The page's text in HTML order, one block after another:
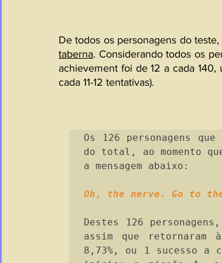
De todos os personagens do teste,
taberna. Considerando todos os
achievement foi de 12 a cada 140,
cada 11-12 tentativas).
Os 126 personagens
do total, ao momento
a mensagem abaixo:
Oh, the nerve. Go to
Destes 126
assim que retornaram
8,73%, ou 1 sucesso a